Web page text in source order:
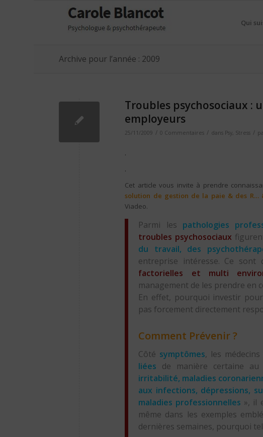
Qui
Archive pour l’année : 2009
Troubles psychosociaux :
employeurs
25/11/2009 / 0 Commentaires / dans Psy, Stress /
.
.
Cet article vous invite à prendre
solution de gestion de la paie & des R…
Viadeo.
Parmi les pathologies
troubles psychosociaux
du travail, des
entreprise intéresse. Ce sont
factorielles et multi
management de les prendre en
En effet, pourquoi investir
pas forcement directement
Comment Prévenir ?
Côté symptômes, les
liées de manière certaine
irritabilité, maladies
aux infections, dépressions,
maladies professionnelles », il
même dans les exemples
dernières semaines, pourquoi